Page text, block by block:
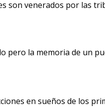
son venerados por las
pero la memoria de un
en sueños de los